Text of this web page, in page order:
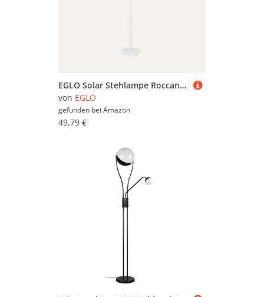
EGLO Solar Stehlampe Roccanova, Akku Standleuchte für Innen und Außen, Wohnzimmer Lampe touch dimmbar in 3 Stufen, Solarlampe aus Stahl in Weiß, warmweiß, IP44
von EGLO
gefunden bei Amazon
49,79 €